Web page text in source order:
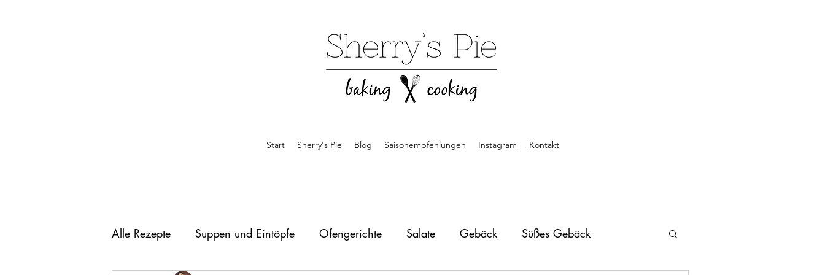
Start Sherry's Pie Blog Saisonempfehlungen Instagram Kontakt
Alle Rezepte Suppen und Eintöpfe Ofengerichte Salate Gebäck Süßes Gebäck